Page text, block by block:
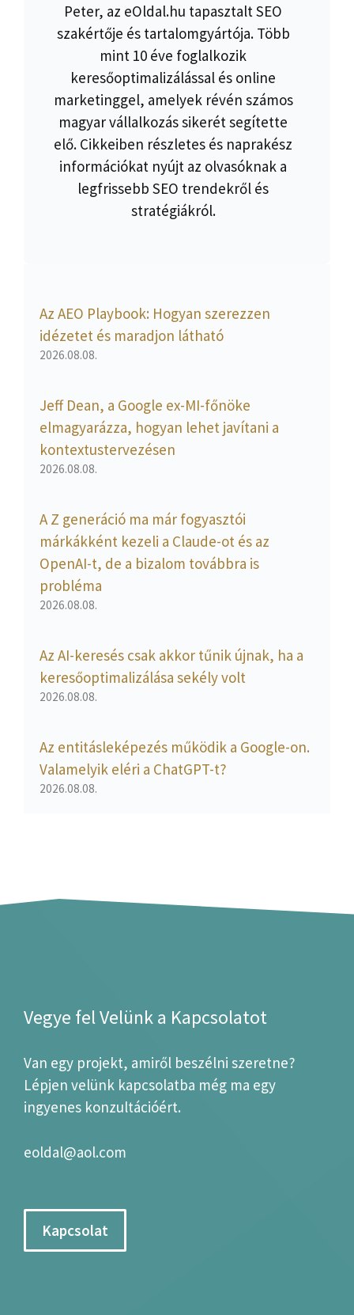
Peter, az eOldal.hu tapasztalt SEO
szakértője és tartalomgyártója. Több
mint 10 éve foglalkozik
keresőoptimalizálással és online
marketinggel, amelyek révén számos
magyar vállalkozás sikerét segítette
elő. Cikkeiben részletes és naprakész
információkat nyújt az olvasóknak a
legfrissebb SEO trendekről és
stratégiákról.
Az AEO Playbook: Hogyan szerezzen
idézetet és maradjon látható
2026.08.08.
Jeff Dean, a Google ex-MI-főnöke
elmagyarázza, hogyan lehet javítani a
kontextustervezésen
2026.08.08.
A Z generáció ma már fogyasztói
márkákként kezeli a Claude-ot és az
OpenAI-t, de a bizalom továbbra is
probléma
2026.08.08.
Az AI-keresés csak akkor tűnik újnak, ha a
keresőoptimalizálása sekély volt
2026.08.08.
Az entitásleképezés működik a Google-on.
Valamelyik eléri a ChatGPT-t?
2026.08.08.
Vegye fel Velünk a Kapcsolatot
Van egy projekt, amiről beszélni szeretne?
Lépjen velünk kapcsolatba még ma egy
ingyenes konzultációért.
eoldal@aol.com
Kapcsolat